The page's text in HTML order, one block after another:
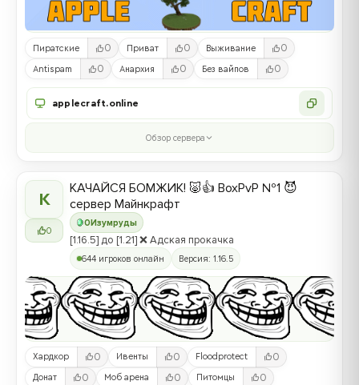
Пиратские 0 Приват 0 Выживание 0
Antispam 0 Анархия 0 Без вайпов 0
applecraft.online
Обзор сервера
К
0
0Изумруды
КАЧАЙСЯ БОМЖИК! 🐷👍 BoxPvP №1 😈
сервер Майнкрафт
[1.16.5] до [1.21] ❌ Адская прокачка
644 игроков онлайн Версия: 1.16.5
Хардкор 0 Ивенты 0 Floodprotect 0
Донат 0 Моб арена 0 Питомцы 0